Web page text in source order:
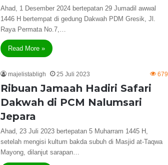
Ahad, 1 Desember 2024 bertepatan 29 Jumadil awwal
1446 H bertempat di gedung Dakwah PDM Gresik, Jl.
Raya Permata No.7,…
Read More »
majelistabligh 25 Juli 2023 679
Ribuan Jamaah Hadiri Safari
Dakwah di PCM Nalumsari
Jepara
Ahad, 23 Juli 2023 bertepatan 5 Muharram 1445 H,
setelah mengisi kultum bakda subuh di Masjid at-Taqwa
Mayong, dilanjut sarapan…